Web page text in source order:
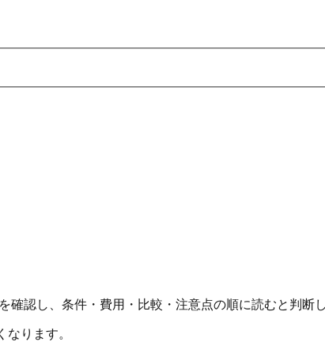
認し、条件・費用・比較・注意点の順に読むと判断
ります。